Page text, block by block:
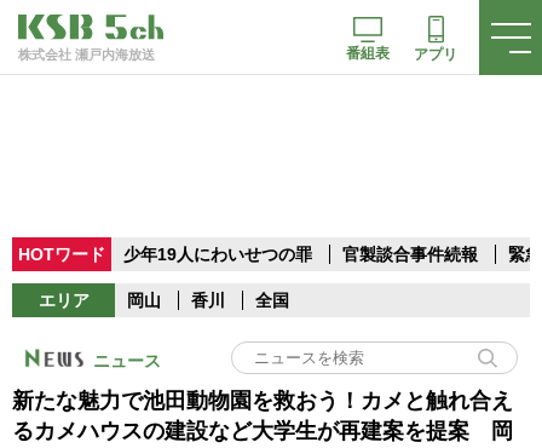
株式会社 瀬戸内海放送 番組表 アプリ
HOTワード 少年19人にわいせつの罪 官製談合事件続報 緊
エリア 岡山 香川 全国
ニュース
新たな魅力で池田動物園を救おう！カメと触れ合え
るカメハウスの建設など大学生が再建案を提案 岡